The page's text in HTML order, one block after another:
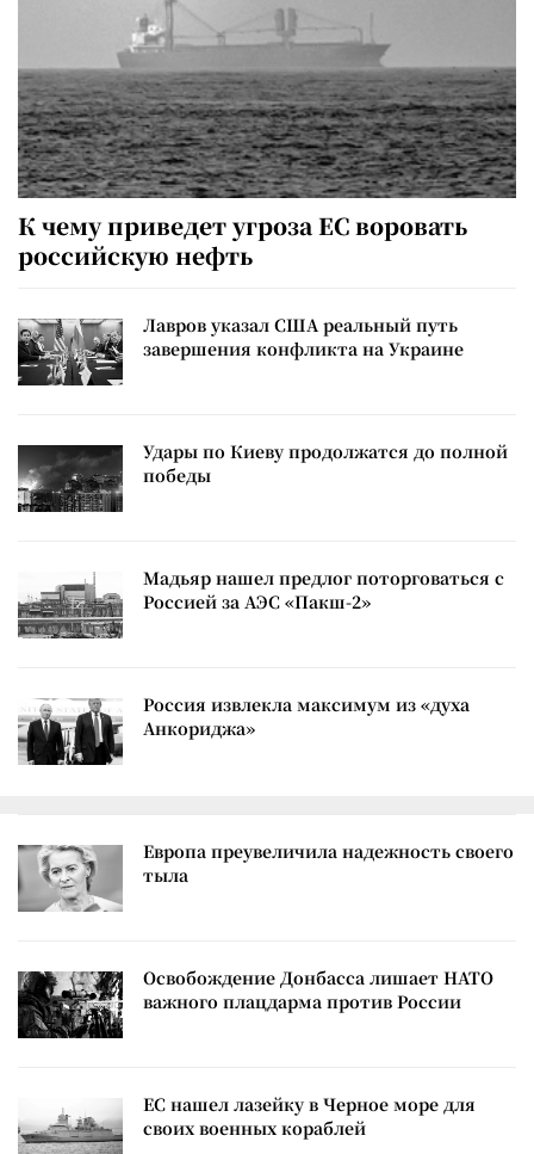
К чему приведет угроза ЕС воровать
российскую нефть
Лавров указал США реальный путь
завершения конфликта на Украине
Удары по Киеву продолжатся до полной
победы
Мадьяр нашел предлог поторговаться с
Россией за АЭС «Пакш-2»
Россия извлекла максимум из «духа
Анкориджа»
Европа преувеличила надежность своего
тыла
Освобождение Донбасса лишает НАТО
важного плацдарма против России
ЕС нашел лазейку в Черное море для
своих военных кораблей